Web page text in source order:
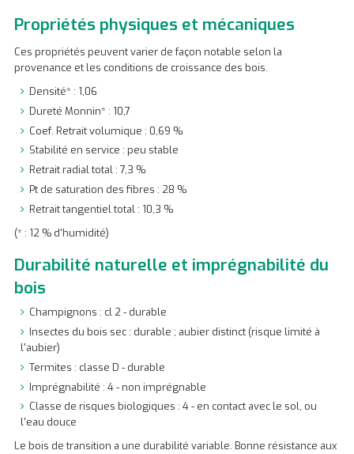
Propriétés physiques et mécaniques
Ces propriétés peuvent varier de façon notable selon la
provenance et les conditions de croissance des bois.
Densité* : 1,06
Dureté Monnin* : 10,7
Coef. Retrait volumique : 0,69 %
Stabilité en service : peu stable
Retrait radial total : 7,3 %
Pt de saturation des fibres : 28 %
Retrait tangentiel total : 10,3 %
(* : 12 % d'humidité)
Durabilité naturelle et imprégnabilité du
bois
Champignons : cl 2 - durable
Insectes du bois sec : durable ; aubier distinct (risque limité à
l'aubier)
Termites : classe D - durable
Imprégnabilité : 4 - non imprégnable
Classe de risques biologiques : 4 - en contact avec le sol, ou
l'eau douce
Le bois de transition a une durabilité variable. Bonne résistance aux